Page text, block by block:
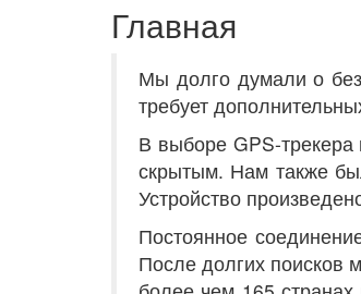
Главная
Мы долго думали о
требует
В выборе GPS-
скрытым. Нам также
Устройство
Постоянное
После долгих поисков